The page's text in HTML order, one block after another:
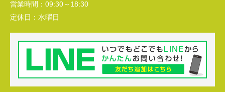
営業時間： 09:30～18:30
定休日： 水曜日